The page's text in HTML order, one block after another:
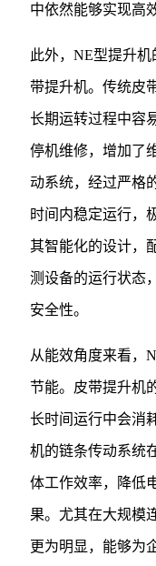
中依然能够实现高
此外，NE型提升
带提升机。传统皮
长期运转过程中容
停机维修，增加了
动系统，经过严格
时间内稳定运行，
其智能化的设计，
测设备的运行状态
安全性。
从能效角度来看，
节能。皮带提升机
长时间运行中会消
机的链条传动系统
体工作效率，降低
果。尤其在大规模
更为明显，能够为